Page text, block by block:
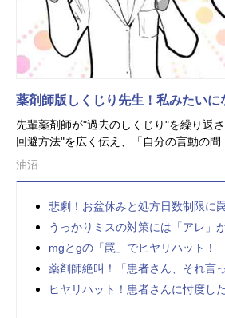
薬剤師版しくじり先生！私みたいに
先輩薬剤師が"過去のしくじり"を繰り返
回避方法"を広く伝え、「自分の言動の問
油沼
悲劇！お盆休みと処方日数制限に
うっかりミスの対策には「アレ」
mgとgの「罠」でヒヤリハット！
薬剤師絶叫！「患者さん、それ言
ヒヤリハット！患者さんに忖度し